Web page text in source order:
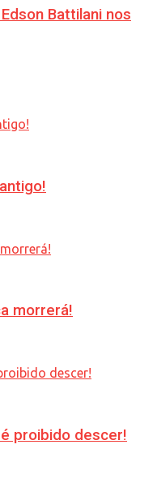
Battilani nos
morrerá!
proibido descer!